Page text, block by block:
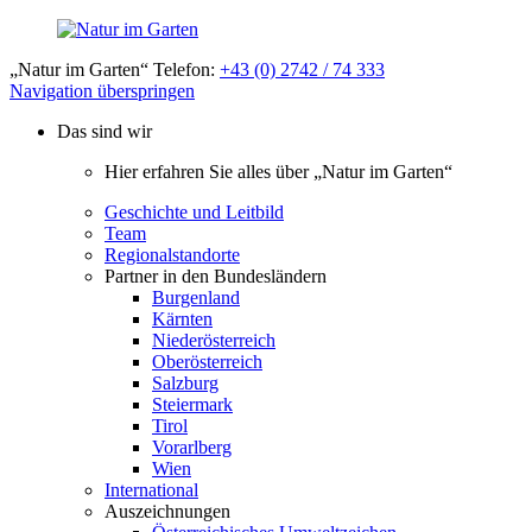
„Natur im Garten“ Telefon: +43 (0) 2742 / 74 333
Navigation überspringen
Das sind wir
Hier erfahren Sie alles über „Natur im Garten“
Geschichte und Leitbild
Team
Regionalstandorte
Partner in den Bundesländern
Burgenland
Kärnten
Niederösterreich
Oberösterreich
Salzburg
Steiermark
Tirol
Vorarlberg
Wien
International
Auszeichnungen